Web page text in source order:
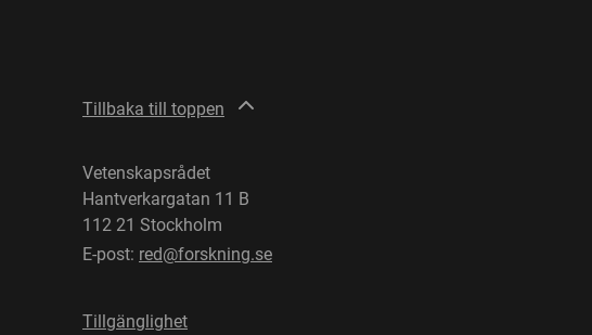
Tillbaka till toppen
Vetenskapsrådet
Hantverkargatan 11 B
112 21 Stockholm
E-post: red@forskning.se
Tillgänglighet